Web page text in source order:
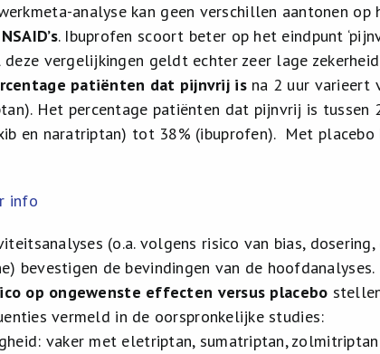
analyse kan geen verschillen aantonen op
NSAID’s. Ibuprofen scoort beter op het eindpunt
deze vergelijkingen geldt echter zeer lage
patiënten dat pijnvrij is na 2 uur varieert
Het percentage patiënten dat pijnvrij is tussen
en naratriptan) tot 38% (ibuprofen). Met
info
(o.a. volgens risico van bias,
bevestigen de bevindingen van de hoofdanalyses.
op ongewenste effecten versus placebo
vermeld in de oorspronkelijke studies:
vaker met eletriptan, sumatriptan,